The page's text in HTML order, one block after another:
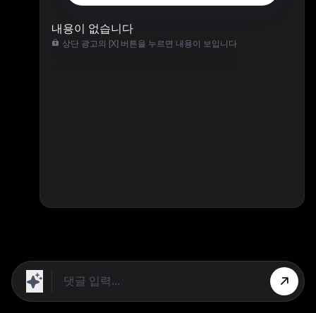
내용이 없습니다
상단 광고의 [X] 버튼을 누르면 내용이 보입니다